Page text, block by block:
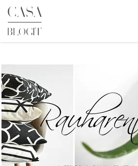
Skip
content